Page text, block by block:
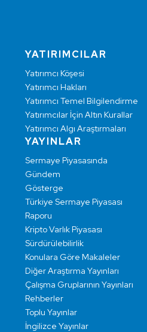
YATIRIMCILAR
Yatırımcı Köşesi
Yatırımcı Hakları
Yatırımcı Temel Bilgilendirme
Yatırımcılar İçin Altın Kurallar
Yatırımcı Algı Araştırmaları
YAYINLAR
Sermaye Piyasasında
Gündem
Gösterge
Türkiye Sermaye Piyasası
Raporu
Kripto Varlık Piyasası
Sürdürülebilirlik
Konulara Göre Makaleler
Diğer Araştırma Yayınları
Çalışma Gruplarının Yayınları
Rehberler
Toplu Yayınlar
İngilizce Yayınlar